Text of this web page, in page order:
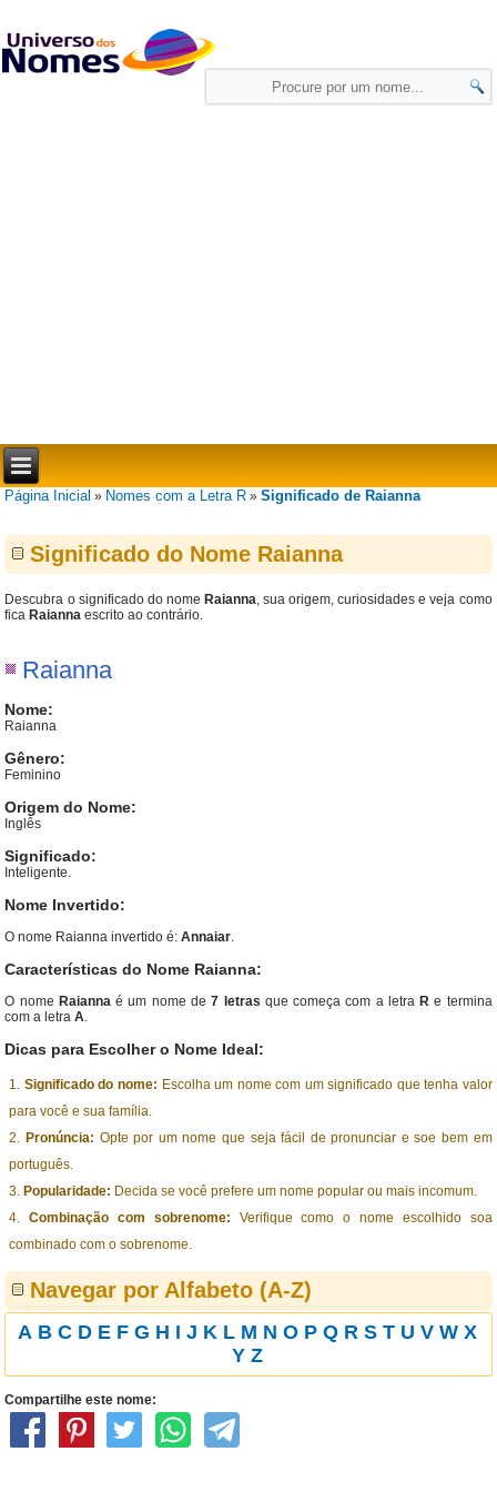
Página Inicial » Nomes com a Letra R »Significado de Raianna
Significado do Nome Raianna
Descubra o significado do nome Raianna, sua origem, curiosidades e veja como
fica Raianna escrito ao contrário.
Raianna
Nome:
Raianna
Gênero:
Feminino
Origem do Nome:
Inglês
Significado:
Inteligente.
Nome Invertido:
O nome Raianna invertido é:Annaiar.
Características do Nome Raianna:
O nome Raiannaé um nome de7 letras que começa com a letra R e termina
com a letraA.
Dicas para Escolher o Nome Ideal:
Significado do nome: Escolha um nome com um significado que tenha valor
para você e sua família.
Pronúncia: Opte por um nome que seja fácil de pronunciar e soe bem em
português.
Popularidade: Decida se você prefere um nome popular ou mais incomum.
Combinação com sobrenome: Verifique como o nome escolhido soa
combinado com o sobrenome.
Navegar por Alfabeto (A-Z)
A B C D E F G H I J K L M N O P Q R S T U V W X
Y Z
Compartilhe este nome: